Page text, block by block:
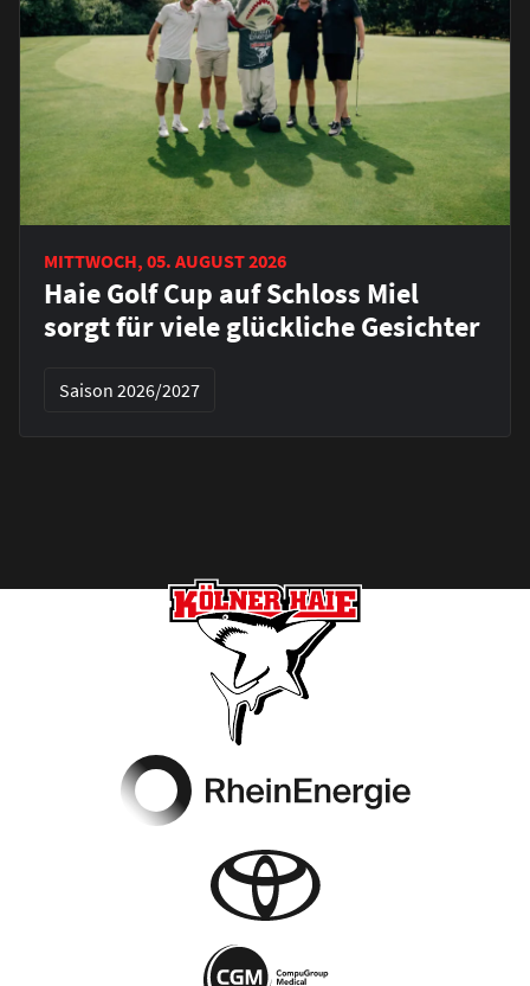
MITTWOCH, 05. AUGUST 2026
Haie Golf Cup auf Schloss Miel
sorgt für viele glückliche Gesichter
Saison 2026/2027